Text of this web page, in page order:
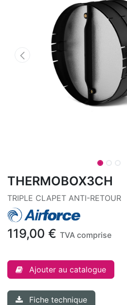
THERMOBOX3CH
TRIPLE CLAPET ANTI-RETOUR
119,00 € TVA comprise
Ajouter au catalogue
Fiche technique